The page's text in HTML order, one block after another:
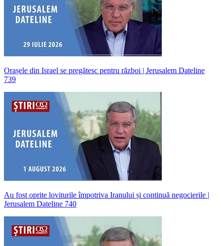
Orașele din Israel se pregătesc pentru război | Jerusalem Dateline
739
Au fost oprite loviturile împotriva Iranului și continuă negocierile |
Jerusalem Dateline 740